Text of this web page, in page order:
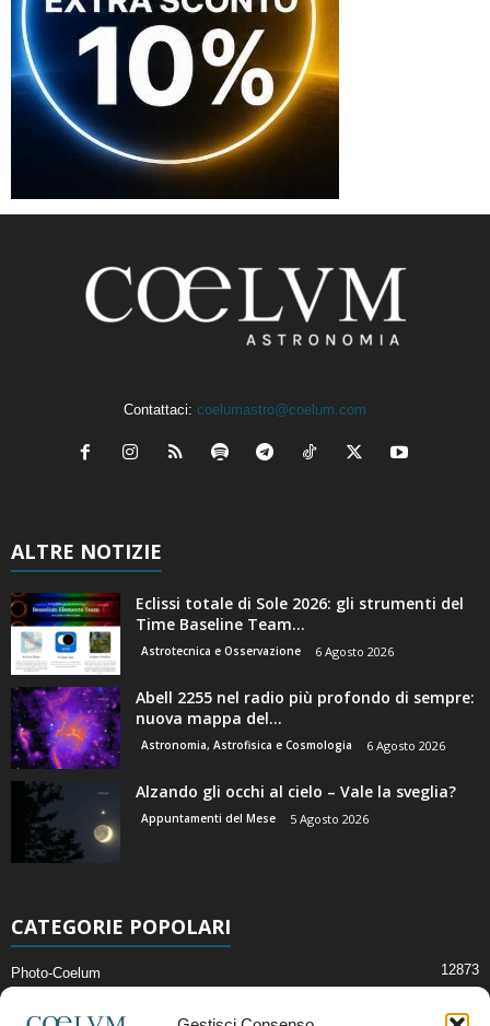
Contattaci: coelumastro@coelum.com
ALTRE NOTIZIE
Eclissi totale di Sole 2026: gli strumenti del
Time Baseline Team...
Astrotecnica e Osservazione 6 Agosto 2026
Abell 2255 nel radio più profondo di sempre:
nuova mappa del...
Astronomia, Astrofisica e Cosmologia 6 Agosto 2026
Alzando gli occhi al cielo – Vale la sveglia?
Appuntamenti del Mese 5 Agosto 2026
CATEGORIE POPOLARI
Photo-Coelum 12873